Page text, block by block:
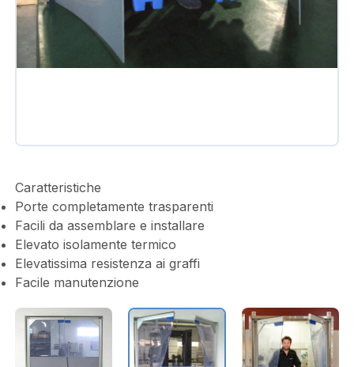
Caratteristiche
Porte completamente trasparenti
Facili da assemblare e installare
Elevato isolamente termico
Elevatissima resistenza ai graffi
Facile manutenzione